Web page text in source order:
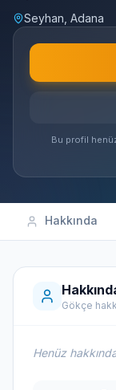
Seyhan, Adana
Bu profil
Hakkında
Gökçe
Henüz